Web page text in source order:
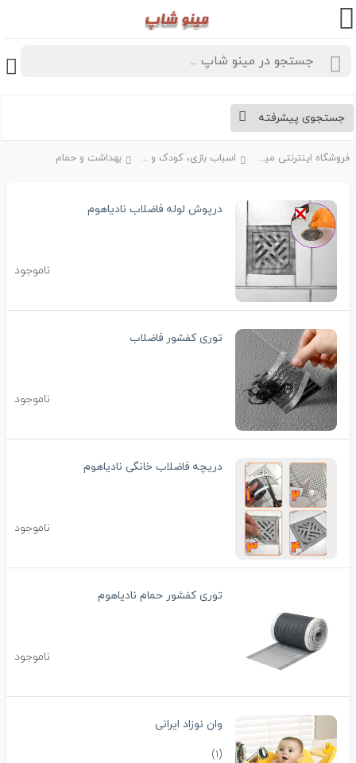
جستجوی پیشرفته
فروشگاه اینترنتی مینو شاپ اسباب بازی، کودک و نوزاد بهداشت و حمام
درپوش لوله فاضلاب نادیاهوم
ناموجود
توری کفشور فاضلاب
ناموجود
دریچه فاضلاب خانگی نادیاهوم
ناموجود
توری کفشور حمام نادیاهوم
ناموجود
وان نوزاد ایرانی
(۱)